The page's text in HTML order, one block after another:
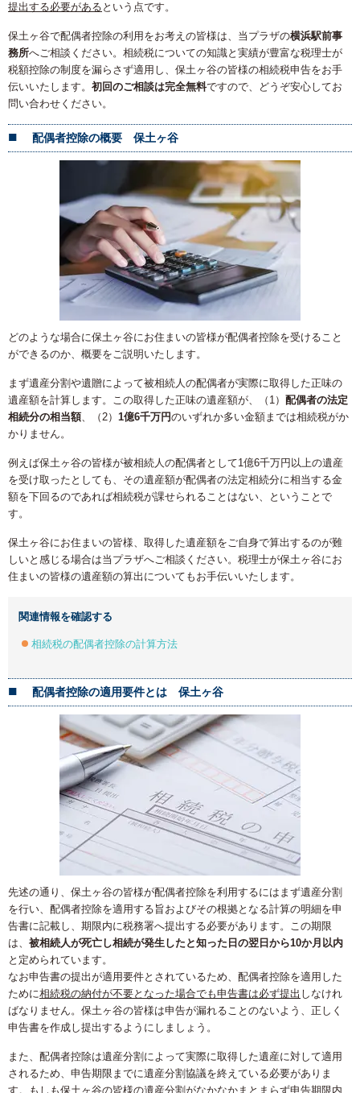
提出する必要がある という点です。
保土ヶ谷で配偶者控除の利用をお考えの皆様は、当プラザの横浜駅前事
務所へご相談ください。相続税についての知識と実績が豊富な税理士が
税額控除の制度を漏らさず適用し、保土ヶ谷の皆様の相続税申告をお手
伝いいたします。 初回のご相談は完全無料ですので、どうぞ安心してお
問い合わせください。
配偶者控除の概要 保土ヶ谷
どのような場合に保土ヶ谷にお住まいの皆様が配偶者控除を受けること
ができるのか、概要をご説明いたします。
まず遺産分割や遺贈によって被相続人の配偶者が実際に取得した正味の
遺産額を計算します。この取得した正味の遺産額が、（1） 配偶者の法定
相続分の相当額、（2） 1億6千万円のいずれか多い金額までは相続税がか
かりません。
例えば保土ヶ谷の皆様が被相続人の配偶者として1億6千万円以上の遺産
を受け取ったとしても、その遺産額が配偶者の法定相続分に相当する金
額を下回るのであれば相続税が課せられることはない、ということで
す。
保土ヶ谷にお住まいの皆様、取得した遺産額をご自身で算出するのが難
しいと感じる場合は当プラザへご相談ください。税理士が保土ヶ谷にお
住まいの皆様の遺産額の算出についてもお手伝いいたします。
関連情報を確認する
相続税の配偶者控除の計算方法
配偶者控除の適用要件とは 保土ヶ谷
先述の通り、保土ヶ谷の皆様が配偶者控除を利用するにはまず遺産分割
を行い、配偶者控除を適用する旨およびその根拠となる計算の明細を申
告書に記載し、期限内に税務署へ提出する必要があります。この期限
は、 被相続人が死亡し相続が発生したと知った日の翌日から10か月以内
と定められています。
なお申告書の提出が適用要件とされているため、配偶者控除を適用した
ために相続税の納付が不要となった場合でも申告書は必ず提出 しなけれ
ばなりません。保土ヶ谷の皆様は申告が漏れることのないよう、正しく
申告書を作成し提出するようにしましょう。
また、配偶者控除は遺産分割によって実際に取得した遺産に対して適用
されるため、申告期限までに遺産分割協議を終えている必要がありま
す。もしも保土ヶ谷の皆様の遺産分割がなかなかまとまらず申告期限内